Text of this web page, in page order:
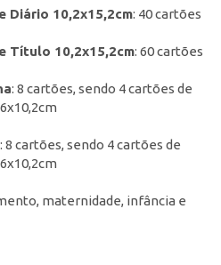
Diário 10,2x15,2cm: 40 cartões
Título 10,2x15,2cm: 60 cartões
: 8 cartões, sendo 4 cartões de
: 8 cartões, sendo 4 cartões de
maternidade, infância e